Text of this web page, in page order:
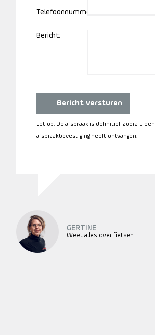
Telefoonnummer:
Bericht:
Bericht versturen
Let op: De afspraak is definitief zodra u een
afspraakbevestiging heeft ontvangen.
GERTINE
Weet alles over fietsen